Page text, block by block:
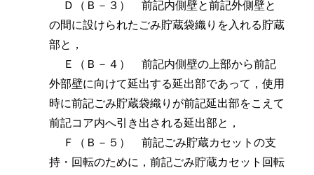
Ｄ（Ｂ－３） 前記内側壁と前記外側壁と
の間に設けられたごみ貯蔵袋織りを入れる貯蔵
部と，
Ｅ（Ｂ－４） 前記内側壁の上部から前記
外部壁に向けて延出する延出部であって，使用
時に前記ごみ貯蔵袋織りが前記延出部をこえて
前記コア内へ引き出される延出部と，
Ｆ（Ｂ－５） 前記ごみ貯蔵カセットの支
持・回転のために，前記ごみ貯蔵カセット回転